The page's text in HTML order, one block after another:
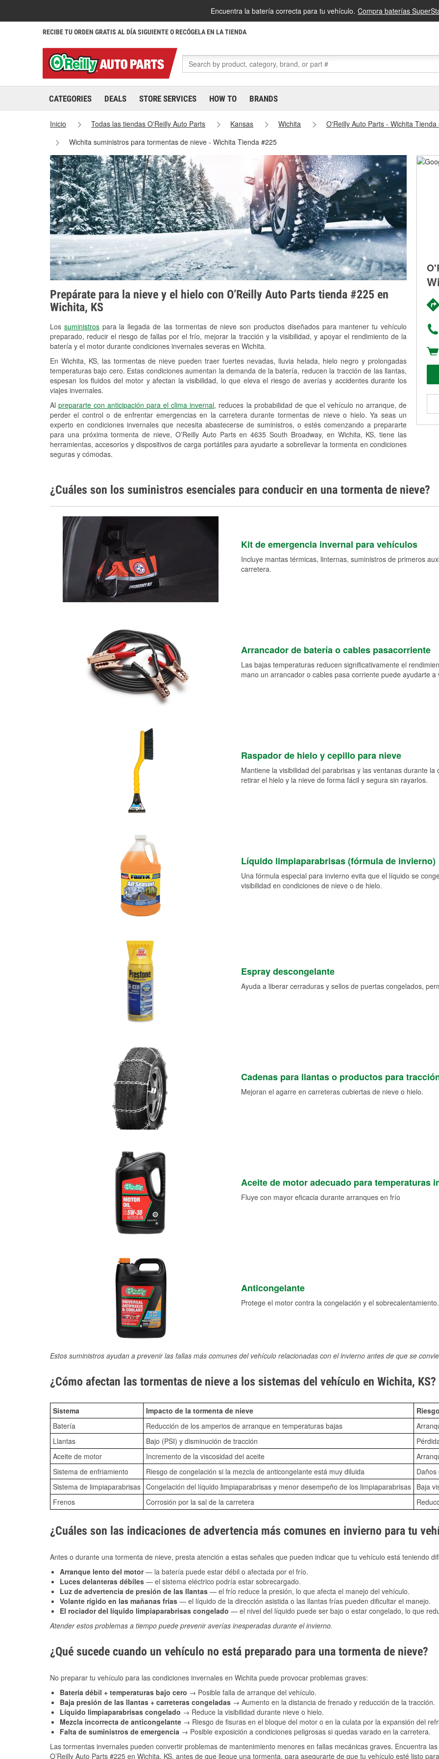
Encuentra la batería correcta para tu vehículo. Compra baterías
RECIBE TU ORDEN GRATIS AL DÍA SIGUIENTE O RECÓGELA EN LA TIENDA
CATEGORIES DEALS STORE SERVICES HOW TO BRANDS
Inicio Todas las tiendas O'Reilly Auto Parts Kansas Wichita
O'Reilly Auto Parts - Wichita Tienda
Wichita suministros para tormentas de nieve - Wichita Tienda #225
Prepárate para la nieve y el hielo con O’Reilly Auto Parts tienda #225 en
Wichita, KS
Los suministrospara la llegada de las tormentas de nieve son productos diseñados para mantener tu vehículo
preparado, reducir el riesgo de fallas por el frío, mejorar la tracción y la visibilidad, y apoyar el rendimiento de la
batería y el motor durante condiciones invernales severas en Wichita.
En Wichita, KS, las tormentas de nieve pueden traer fuertes nevadas, lluvia helada, hielo negro y prolongadas
temperaturas bajo cero. Estas condiciones aumentan la demanda de la batería, reducen la tracción de las llantas,
espesan los fluidos del motor y afectan la visibilidad, lo que eleva el riesgo de averías y accidentes durante los
viajes invernales.
Alprepararte con anticipación para el clima invernal, reduces la probabilidad de que el vehículo no arranque, de
perder el control o de enfrentar emergencias en la carretera durante tormentas de nieve o hielo. Ya seas un
experto en condiciones invernales que necesita abastecerse de suministros, o estés comenzando a prepararte
para una próxima tormenta de nieve, O’Reilly Auto Parts en 4635 South Broadway, en Wichita, KS, tiene las
herramientas, accesorios y dispositivos de carga portátiles para ayudarte a sobrellevar la tormenta en condiciones
seguras y cómodas.
¿Cuáles son los suministros esenciales para conducir en una tormenta de nieve?
Kit de emergencia invernal para vehículos
Incluye mantas térmicas, linternas, suministros de primeros
carretera.
Arrancador de batería o cables pasacorriente
Las bajas temperaturas reducen significativamente el
mano un arrancador o cables pasa corriente puede ayudarte
Raspador de hielo y cepillo para nieve
Mantiene la visibilidad del parabrisas y las ventanas durante
retirar el hielo y la nieve de forma fácil y segura sin rayarlos.
Líquido limpiaparabrisas (fórmula de invierno)
Una fórmula especial para invierno evita que el líquido se
visibilidad en condiciones de nieve o de hielo.
Espray descongelante
Ayuda a liberar cerraduras y sellos de puertas congelados,
Cadenas para llantas o productos para
Mejoran el agarre en carreteras cubiertas de nieve o hielo.
Aceite de motor adecuado para temperaturas
Fluye con mayor eficacia durante arranques en frío
Anticongelante
Protege el motor contra la congelación y el sobrecalentamiento.
Estos suministros ayudan a prevenir las fallas más comunes del vehículo relacionadas con el invierno antes de que se
¿Cómo afectan las tormentas de nieve a los sistemas del vehículo en Wichita, KS?
Sistema Impacto de la tormenta de nieve
Batería
Reducción de los amperios de arranque en temperaturas bajas
Llantas
Bajo (PSI) y disminución de tracción
Aceite de motor
Incremento de la viscosidad del aceite
Sistema de enfriamiento
Riesgo de congelación si la mezcla de anticongelante está muy diluida
Sistema de limpiaparabrisas Congelación del líquido limpiaparabrisas y menor desempeño de los limpiaparabrisas Baja
Frenos
Corrosión por la sal de la carretera
¿Cuáles son las indicaciones de advertencia más comunes en invierno para tu
Antes o durante una tormenta de nieve, presta atención a estas señales que pueden indicar que tu vehículo está teniendo
Arranque lento del motor— la batería puede estar débil o afectada por el frío.
Luces delanteras débiles — el sistema eléctrico podría estar sobrecargado.
Luz de advertencia de presión de las llantas — el frío reduce la presión, lo que afecta el manejo del vehículo.
Volante rígido en las mañanas frías — el líquido de la dirección asistida o las llantas frías pueden dificultar el manejo.
El rociador del líquido limpiaparabrisas congelado — el nivel del líquido puede ser bajo o estar congelado, lo que
Atender estos problemas a tiempo puede prevenir averías inesperadas durante el invierno.
¿Qué sucede cuando un vehículo no está preparado para una tormenta de nieve?
No preparar tu vehículo para las condiciones invernales en Wichita puede provocar problemas graves:
Batería débil + temperaturas bajo cero → Posible falla de arranque del vehículo.
Baja presión de las llantas + carreteras congeladas → Aumento en la distancia de frenado y reducción de la tracción.
Líquido limpiaparabrisas congelado → Reduce la visibilidad durante nieve o hielo.
Mezcla incorrecta de anticongelante → Riesgo de fisuras en el bloque del motor o en la culata por la expansión del
Falta de suministros de emergencia → Posible exposición a condiciones peligrosas si quedas varado en la carretera.
Las tormentas invernales pueden convertir problemas de mantenimiento menores en fallas mecánicas graves. Encuentra
O’Reilly Auto Parts #225 en Wichita, KS, antes de que llegue una tormenta, para asegurarte de que tu vehículo esté listo